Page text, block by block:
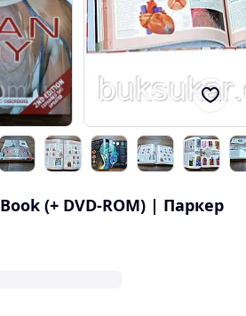
(+ DVD-ROM) | Паркер